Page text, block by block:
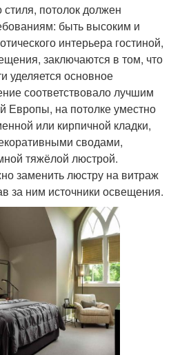
стиля, потолок должен
быть высоким и
интерьера гостиной,
заключаются в том, что
уделяется основное
соответствовало лучшим
Европы, на потолке уместно
или кирпичной кладки,
сводами,
тяжёлой люстрой.
заменить люстру на витраж
за ним источники освещения.